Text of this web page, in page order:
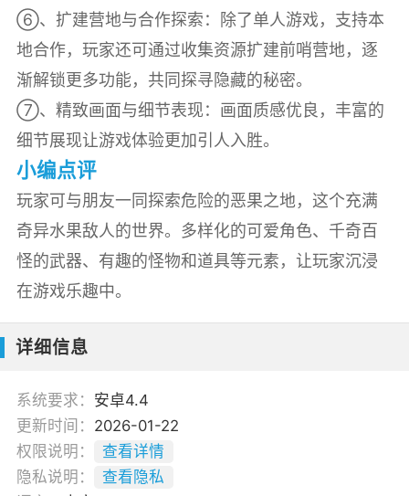
⑥、扩建营地与合作探索：除了单人游戏，支持本
地合作，玩家还可通过收集资源扩建前哨营地，逐
渐解锁更多功能，共同探寻隐藏的秘密。
⑦、精致画面与细节表现：画面质感优良，丰富的
细节展现让游戏体验更加引人入胜。
小编点评
玩家可与朋友一同探索危险的恶果之地，这个充满
奇异水果敌人的世界。多样化的可爱角色、千奇百
怪的武器、有趣的怪物和道具等元素，让玩家沉浸
在游戏乐趣中。
详细信息
系统要求： 安卓4.4
更新时间： 2026-01-22
权限说明：
查看详情
隐私说明：
查看隐私